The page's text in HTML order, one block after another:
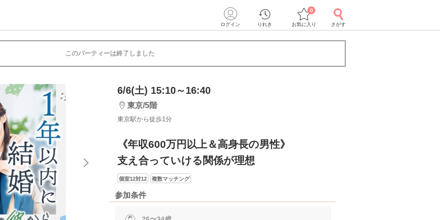
ログイン りれき お気に入り
0
さがす
このパーティーは終了しました
6/6(土) 15:10～16:40
東京/5階
東京駅から徒歩1分
《年収600万円以上＆高身長の男性》
支え合っていける関係が理想
個室12対12 複数マッチング
参加条件